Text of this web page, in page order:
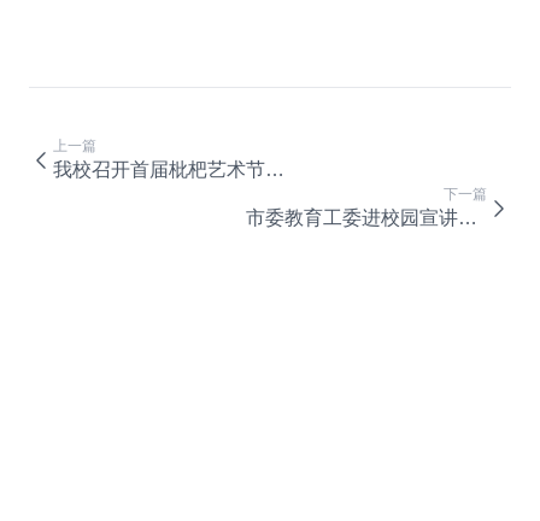
上一篇
我校召开首届枇杷艺术节总结会
下一篇
市委教育工委进校园宣讲队来校开展党史学习教育宣讲